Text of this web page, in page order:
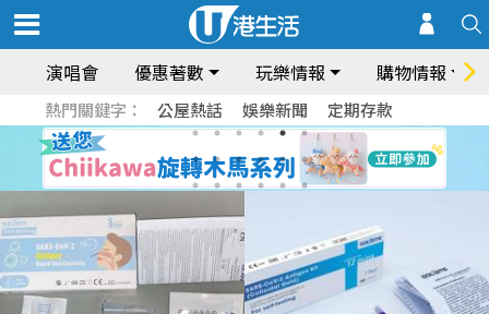
演唱會 優惠著數 玩樂情報 購物情報
熱門關鍵字： 公屋熱話 娛樂新聞 定期存款